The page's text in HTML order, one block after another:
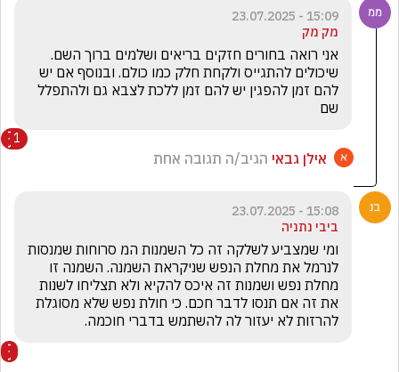
15:09 - 23.07.2025
מק מק
שם
1
אילן גבאי הגיב/ה תגובה אחת
15:08 - 23.07.2025
ביבי נתניה
להרזות לא יעזור לה להשתמש בדברי חוכמה.